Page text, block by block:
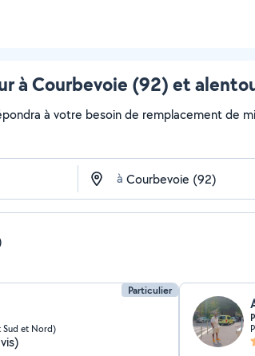
à Courbevoie (92) et
à votre besoin de remplacement de
à
Particulier
Sud et Nord)